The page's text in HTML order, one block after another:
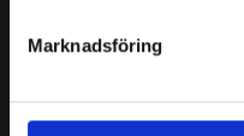
Marknadsföring